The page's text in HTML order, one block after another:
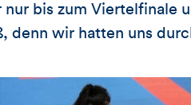
bis zum Viertelfinale
denn wir hatten uns